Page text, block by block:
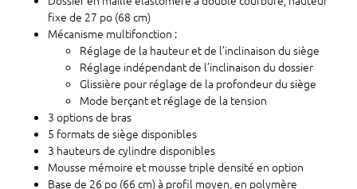
fixe de 27 po (68 cm)
Mécanisme multifonction :
Réglage de la hauteur et de l’inclinaison du siège
Réglage indépendant de l’inclinaison du dossier
Glissière pour réglage de la profondeur du siège
Mode berçant et réglage de la tension
3 options de bras
5 formats de siège disponibles
3 hauteurs de cylindre disponibles
Mousse mémoire et mousse triple densité en option
Base de 26 po (66 cm) à profil moyen, en polymère